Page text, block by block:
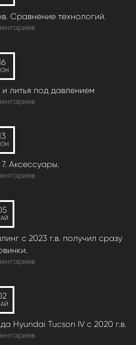
Сравнение технологий.
литья под давлением
Аксессуары.
с 2023 г.в. получил сразу
Hyundai Tucson IV c 2020 г.в.